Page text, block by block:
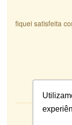
fiquei satisfeita